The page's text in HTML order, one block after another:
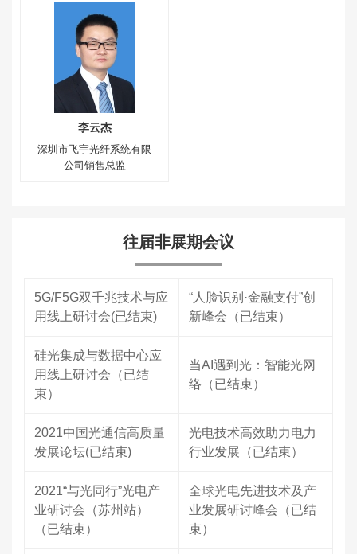
李云杰
深圳市飞宇光纤系统有限
公司销售总监
往届非展期会议
5G/F5G双千兆技术与应
用线上研讨会(已结束)
“人脸识别·金融支付”创
新峰会（已结束）
硅光集成与数据中心应
用线上研讨会（已结
束）
当AI遇到光：智能光网
络（已结束）
2021中国光通信高质量
发展论坛(已结束)
光电技术高效助力电力
行业发展（已结束）
2021“与光同行”光电产
业研讨会（苏州站）
（已结束）
全球光电先进技术及产
业发展研讨峰会（已结
束）